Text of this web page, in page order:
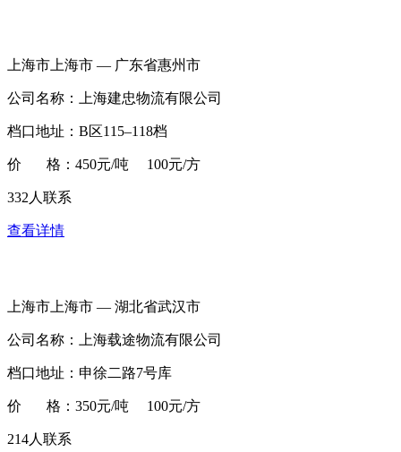
上海市上海市 — 广东省惠州市
公司名称：上海建忠物流有限公司
档口地址：B区115–118档
价 格：450元/吨 100元/方
332人联系
查看详情
上海市上海市 — 湖北省武汉市
公司名称：上海载途物流有限公司
档口地址：申徐二路7号库
价 格：350元/吨 100元/方
214人联系